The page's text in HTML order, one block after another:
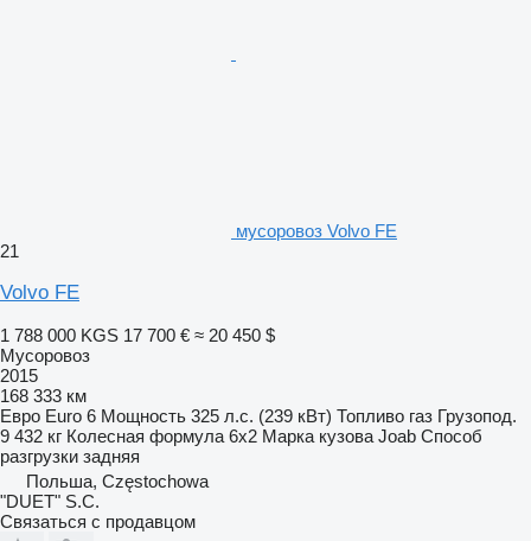
мусоровоз Volvo FE
21
Volvo FE
1 788 000 KGS 17 700 € ≈ 20 450 $
Мусоровоз
2015
168 333 км
Евро Euro 6 Мощность 325 л.с. (239 кВт) Топливо газ Грузопод.
9 432 кг Колесная формула 6x2 Марка кузова Joab Способ
разгрузки задняя
Польша, Częstochowa
"DUET" S.C.
Связаться с продавцом